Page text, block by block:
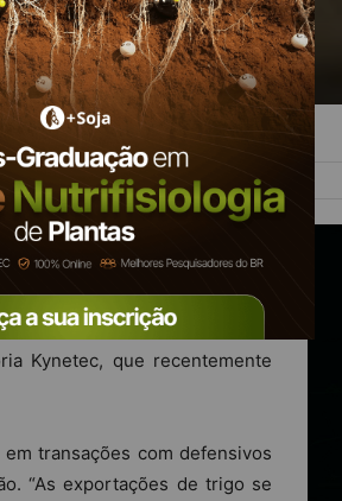
favorável às exportações
o trigo. Esses produtos
do ciclo anterior, alta de
Kynetec, que recentemente
transações com defensivos
“As exportações de trigo se